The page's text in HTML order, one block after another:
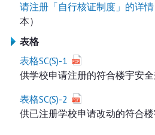
请注册「自行核证制度」的详情
本）
表格
表格SC(S)-1
供学校申请注册的符合楼宇安
表格SC(S)-2
供已注册学校申请改动的符合